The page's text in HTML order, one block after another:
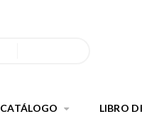
CATÁLOGO LIBRO